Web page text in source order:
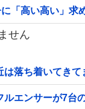
「高い高い」求
せん
は落ち着いてきて
エンサーが7台